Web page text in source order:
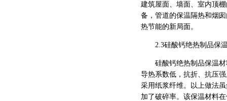
建筑屋面、墙面、室内顶
备，管道的保温隔热和烟
热节能的新局面。
2.3硅酸钙绝热制品保
硅酸钙绝热制品保温材
导热系数低，抗折、抗压
采用纸浆纤维。以上做法
加了破碎率。该保温材料